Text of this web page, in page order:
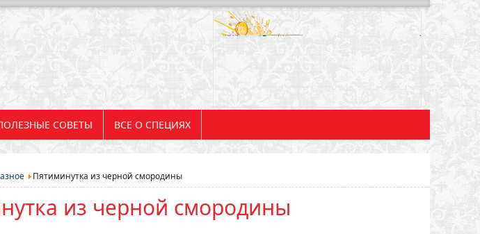
СОВЕТЫ ВСЕ О СПЕЦИЯХ
Пятиминутка из черной смородины
из черной смородины